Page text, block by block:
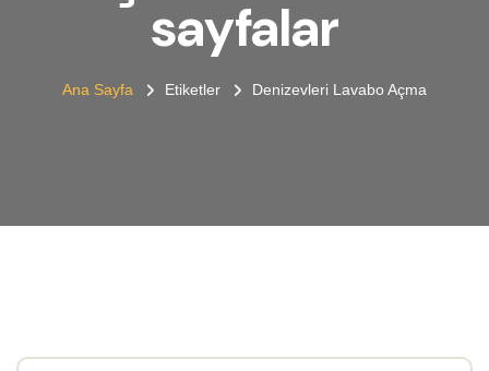
sayfalar
Ana Sayfa Etiketler Denizevleri Lavabo Açma